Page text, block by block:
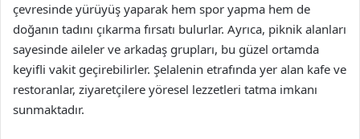
çevresinde yürüyüş yaparak hem spor yapma hem de
doğanın tadını çıkarma fırsatı bulurlar. Ayrıca, piknik alanları
sayesinde aileler ve arkadaş grupları, bu güzel ortamda
keyifli vakit geçirebilirler. Şelalenin etrafında yer alan kafe ve
restoranlar, ziyaretçilere yöresel lezzetleri tatma imkanı
sunmaktadır.